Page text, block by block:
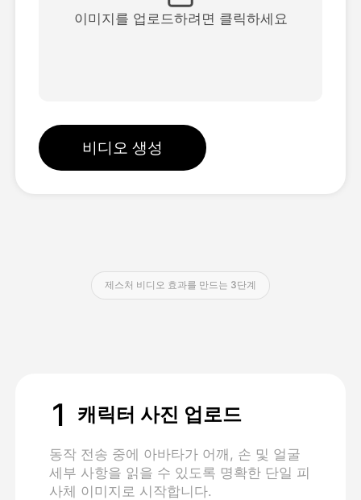
See All Templates
블로그
이미지를 업로드하려면 클릭하세요
비디오 생성
제스처 비디오 효과를 만드는 3단계
1 캐릭터 사진 업로드
동작 전송 중에 아바타가 어깨, 손 및 얼굴
세부 사항을 읽을 수 있도록 명확한 단일 피
사체 이미지로 시작합니다.